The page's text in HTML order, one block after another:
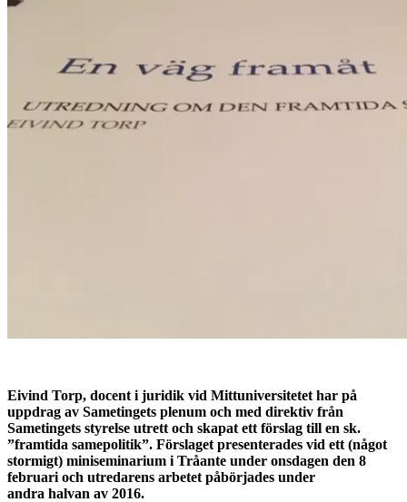
Eivind Torp, docent i juridik vid Mittuniversitetet har på
uppdrag av Sametingets plenum och med direktiv från
Sametingets styrelse utrett och skapat ett förslag till en sk.
”framtida samepolitik”. Förslaget presenterades vid ett (något
stormigt) miniseminarium i Tråante under onsdagen den 8
februari och utredarens arbetet påbörjades under
andra halvan av 2016.